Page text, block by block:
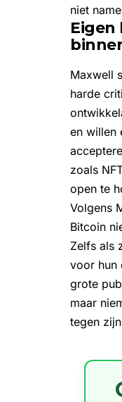
niet
Maxwell
harde
en willen
zoals
open te
Volgens
Bitcoin
Zelfs als
voor hun
grote
maar
tegen